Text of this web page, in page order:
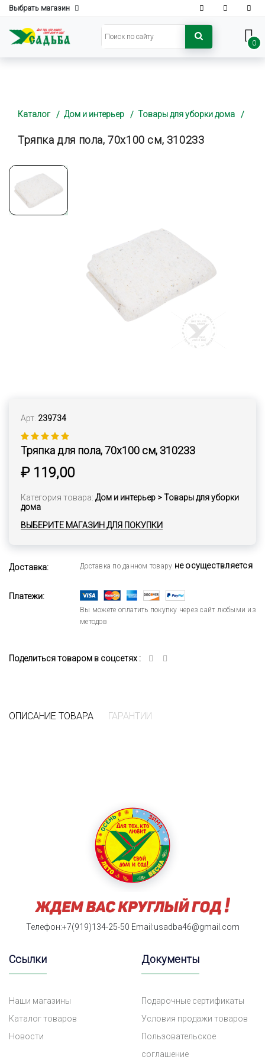
Выбрать магазин
0
Каталог Дом и интерьер Товары для уборки дома
Тряпка для пола, 70х100 см, 310233
Арт. 239734
Тряпка для пола, 70х100 см, 310233
₽ 119,00
Категория товара: Дом и интерьер > Товары для уборки
дома
ВЫБЕРИТЕ МАГАЗИН ДЛЯ ПОКУПКИ
Доставка: Доставка по данном товару не осуществляется
Платежи:
Вы можете оплатить покупку через сайт любыми из
методов
Поделиться товаром в соцсетях :
ОПИСАНИЕ ТОВАРА ГАРАНТИИ
Телефон:+7(919)134-25-50 Email:usadba46@gmail.com
Ссылки
Наши магазины
Каталог товаров
Новости
Документы
Подарочные сертификаты
Условия продажи товаров
Пользовательское
соглашение